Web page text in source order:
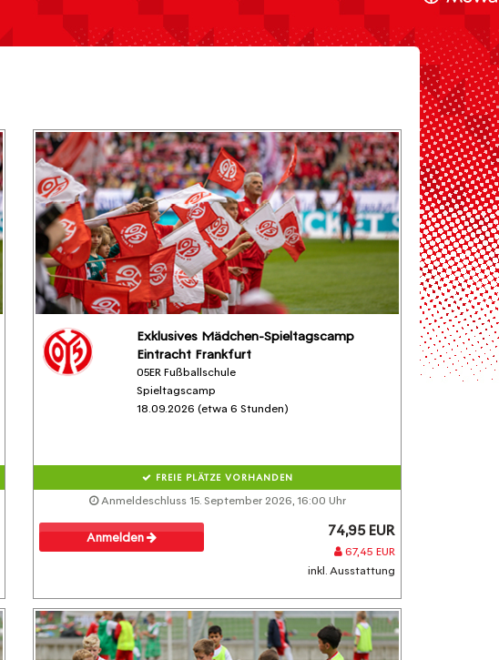
Exklusives Mädchen-Spieltagscamp
Eintracht Frankfurt
05ER Fußballschule
Spieltagscamp
18.09.2026 (etwa 6 Stunden)
FREIE PLÄTZE VORHANDEN
Anmeldeschluss 15. September 2026, 16:00 Uhr
Anmelden 74,95 EUR
67,45 EUR
inkl. Ausstattung